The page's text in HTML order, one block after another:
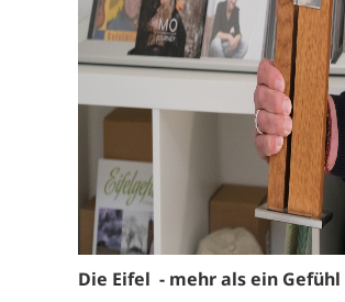
Die Eifel - mehr als ein Gefühl